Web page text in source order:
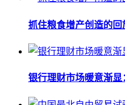
抓住粮食增产创造的
银行理财市场暖意渐